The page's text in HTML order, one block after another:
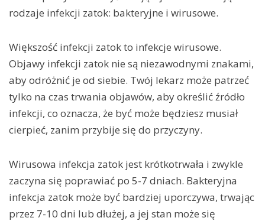
rodzaje infekcji zatok: bakteryjne i wirusowe.
Większość infekcji zatok to infekcje wirusowe.
Objawy infekcji zatok nie są niezawodnymi znakami,
aby odróżnić je od siebie. Twój lekarz może patrzeć
tylko na czas trwania objawów, aby określić źródło
infekcji, co oznacza, że być może będziesz musiał
cierpieć, zanim przybije się do przyczyny.
Wirusowa infekcja zatok jest krótkotrwała i zwykle
zaczyna się poprawiać po 5-7 dniach. Bakteryjna
infekcja zatok może być bardziej uporczywa, trwając
przez 7-10 dni lub dłużej, a jej stan może się